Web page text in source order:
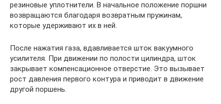
резиновые уплотнители. В начальное положение поршни
возвращаются благодаря возвратным пружинам,
которые удерживают их в ней.
После нажатия газа, вдавливается шток вакуумного
усилителя. При движении по полости цилиндра, шток
закрывает компенсационное отверстие. Это вызывает
рост давления первого контура и приводит в движение
другой поршень.